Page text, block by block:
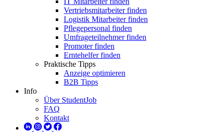
Vertriebsmitarbeiter finden
Logistik Mitarbeiter finden
Pflegepersonal finden
Umfrageteilnehmer finden
Promoter finden
Erntehelfer finden
Praktische Tipps
Anzeige optimieren
B2B Tipps
Info
Über StudentJob
FAQ
Kontakt